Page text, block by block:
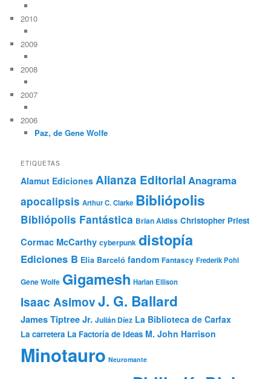
2010
2009
2008
2007
2006
Paz, de Gene Wolfe
ETIQUETAS
Alamut Ediciones Alianza Editorial Anagrama
apocalipsis Arthur C. Clarke Bibliópolis
Bibliópolis Fantástica Brian Aldiss Christopher Priest
Cormac McCarthy cyberpunk distopía
Ediciones B Elia Barceló fandom Fantascy Frederik Pohl
Gene Wolfe Gigamesh Harlan Ellison
Isaac AsimovJ. G. Ballard
James Tiptree Jr. Julián Díez La Biblioteca de Carfax
La carretera La Factoría de Ideas M. John Harrison
Minotauro Neuromante